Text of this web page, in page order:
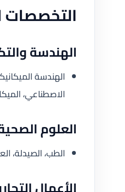
التخصصات
الهندسة
الهندسة
الاصطناعي،
العلوم
الطب، الصيدلة،